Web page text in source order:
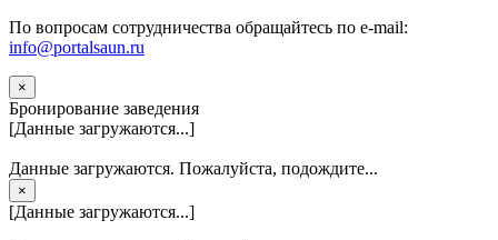
По вопросам сотрудничества обращайтесь по e-mail:
info@portalsaun.ru
×
Бронирование заведения
[Данные загружаются...]
Данные загружаются. Пожалуйста, подождите...
×
[Данные загружаются...]